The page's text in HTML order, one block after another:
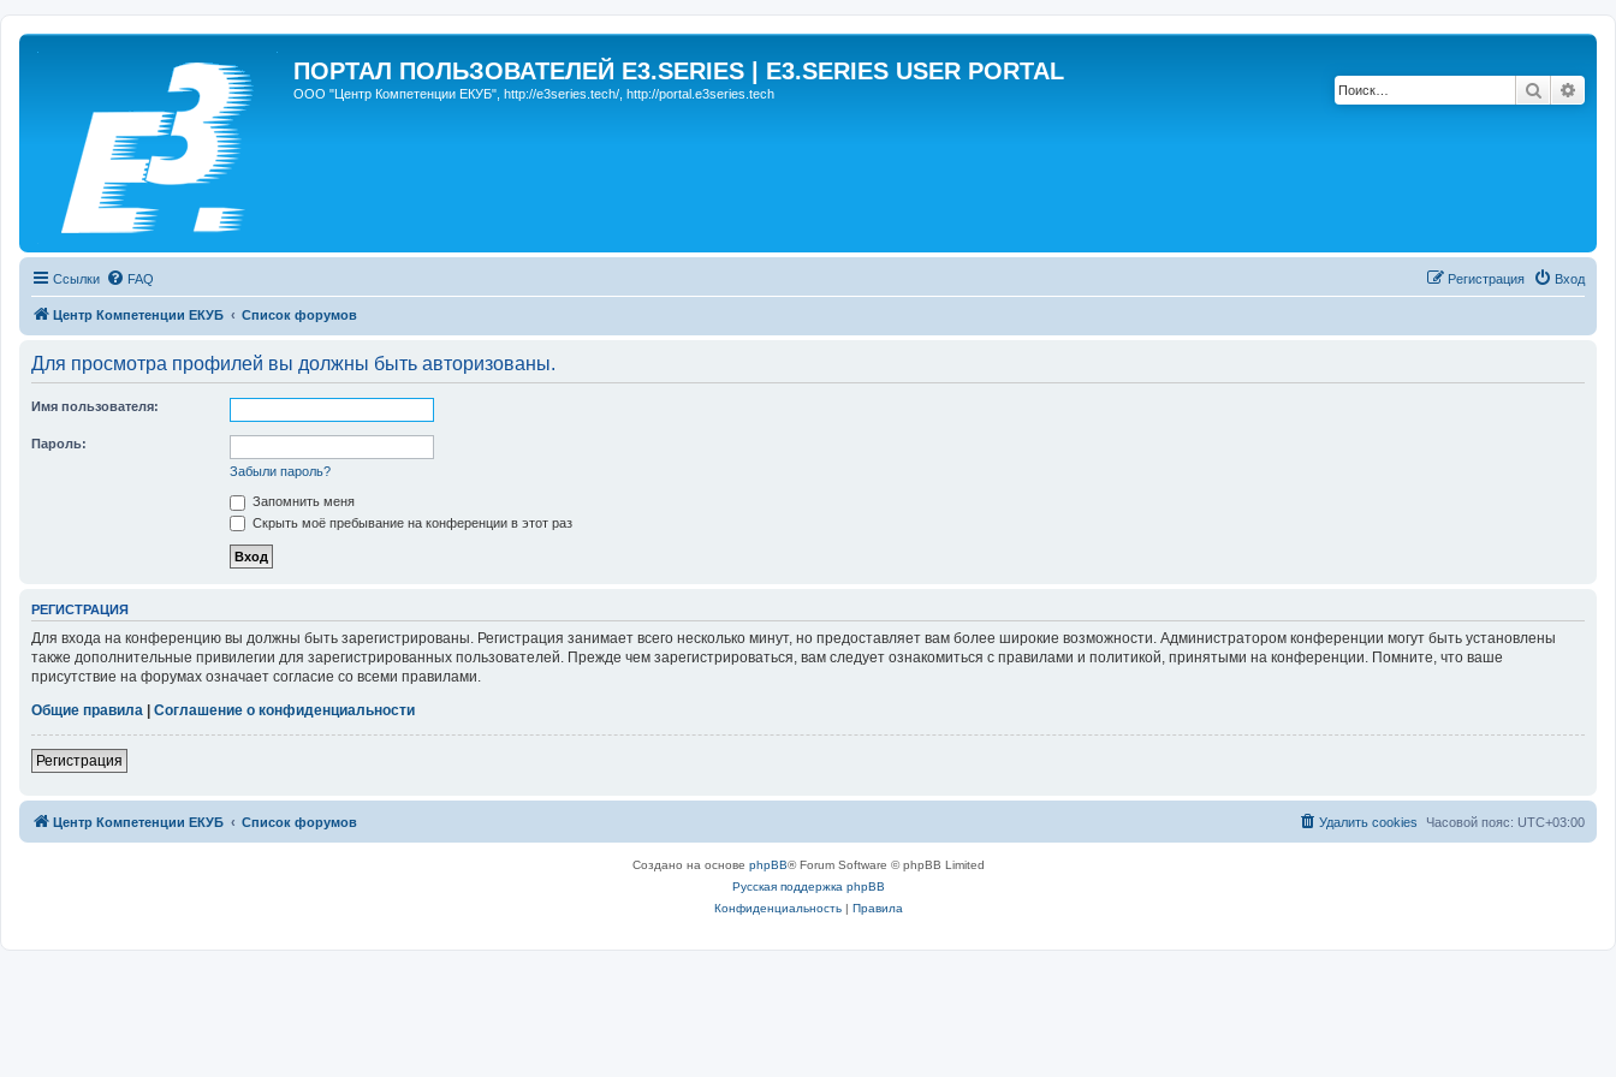
ПОРТАЛ ПОЛЬЗОВАТЕЛЕЙ E3.SERIES | E3.SERIES USER PORTAL
ООО "Центр Компетенции ЕКУБ", http://e3series.tech/, http://portal.e3series.tech Поиск
Ссылки FAQ Вход
Регистрация
Центр Компетенции ЕКУБ Список форумов
Для просмотра профилей вы должны быть авторизованы.
Имя пользователя:
Пароль:
Забыли пароль?
Запомнить меня
Скрыть моё пребывание на конференции в этот раз
РЕГИСТРАЦИЯ
Для входа на конференцию вы должны быть зарегистрированы. Регистрация занимает всего несколько минут, но предоставляет вам более широкие возможности. Администратором конференции могут быть установлены
также дополнительные привилегии для зарегистрированных пользователей. Прежде чем зарегистрироваться, вам следует ознакомиться с правилами и политикой, принятыми на конференции. Помните, что ваше
присутствие на форумах означает согласие со всеми правилами.
Общие правила | Соглашение о конфиденциальности
Регистрация
Центр Компетенции ЕКУБ Список форумов Часовой пояс: UTC+03:00
Удалить cookies
Создано на основе phpBB® Forum Software © phpBB Limited
Русская поддержка phpBB
Конфиденциальность| Правила